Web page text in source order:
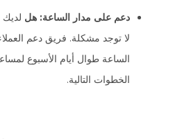
دعم على مدار الساعة: هل
لا توجد مشكلة. فريق دعم
الساعة طوال أيام الأسبوع
الخطوات التالية.